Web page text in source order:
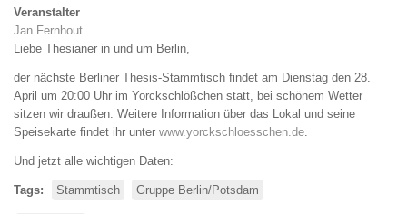
Veranstalter
Jan Fernhout
Liebe Thesianer in und um Berlin,
der nächste Berliner Thesis-Stammtisch findet am Dienstag den 28.
April um 20:00 Uhr im Yorckschlößchen statt, bei schönem Wetter
sitzen wir draußen. Weitere Information über das Lokal und seine
Speisekarte findet ihr unter www.yorckschloesschen.de.
Und jetzt alle wichtigen Daten:
Tags Stammtisch Gruppe Berlin/Potsdam